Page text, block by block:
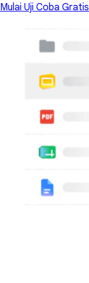
Mulai Uji Coba Gratis